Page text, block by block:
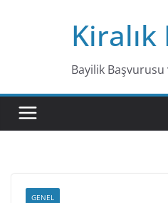
Bayilik Başvurusu
GENEL